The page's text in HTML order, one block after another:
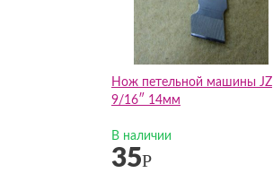
Нож петельной машины JZ
9/16″ 14мм
В наличии
35Р